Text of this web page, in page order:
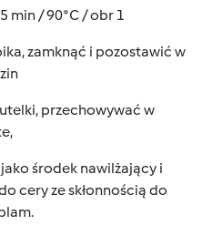
min / 90*C / obr 1
zamknąć i pozostawić w
przechowywać w
środek nawilżający i
cery ze skłonnością do